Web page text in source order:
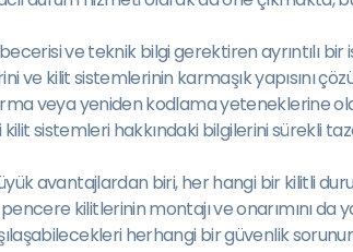
ve teknik bilgi gerektiren ayrıntılı
ve kilit sistemlerinin karmaşık yapısını
veya yeniden kodlama yeteneklerine
sistemleri hakkındaki bilgilerini sürekli
avantajlardan biri, her hangi bir kilitli
kilitlerinin montajı ve onarımını
herhangi bir güvenlik